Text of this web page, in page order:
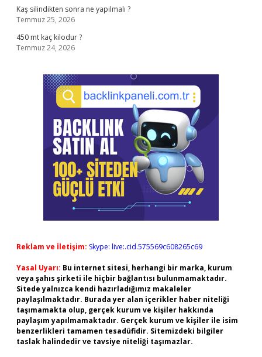
Kaş silindikten sonra ne yapılmalı ?
Temmuz 25, 2026
450 mt kaç kilodur ?
Temmuz 24, 2026
Reklam ve İletişim: Skype: live:.cid.575569c608265c69
Yasal Uyarı: Bu internet sitesi, herhangi bir marka, kurum
veya şahıs şirketi ile hiçbir bağlantısı bulunmamaktadır.
Sitede yalnızca kendi hazırladığımız makaleler
paylaşılmaktadır. Burada yer alan içerikler haber niteliği
taşımamakta olup, gerçek kurum ve kişiler hakkında
paylaşım yapılmamaktadır. Gerçek kurum ve kişiler ile isim
benzerlikleri tamamen tesadüfidir. Sitemizdeki bilgiler
taslak halindedir ve tavsiye niteliği taşımazlar.